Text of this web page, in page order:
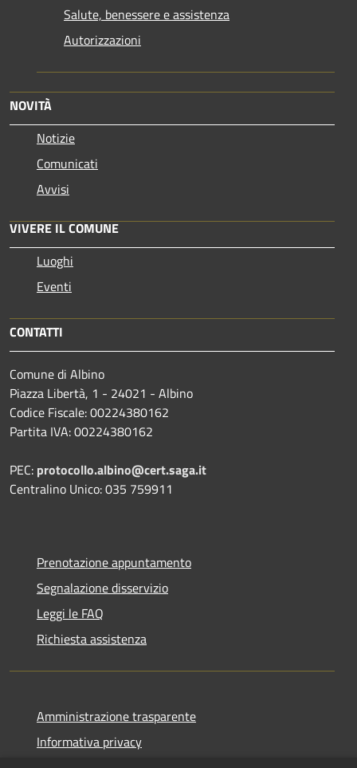
Salute, benessere e assistenza
Autorizzazioni
NOVITÀ
Notizie
Comunicati
Avvisi
VIVERE IL COMUNE
Luoghi
Eventi
CONTATTI
Comune di Albino
Piazza Libertà, 1 - 24021 - Albino
Codice Fiscale: 00224380162
Partita IVA: 00224380162
PEC: protocollo.albino@cert.saga.it
Centralino Unico: 035 759911
Prenotazione appuntamento
Segnalazione disservizio
Leggi le FAQ
Richiesta assistenza
Amministrazione trasparente
Informativa privacy